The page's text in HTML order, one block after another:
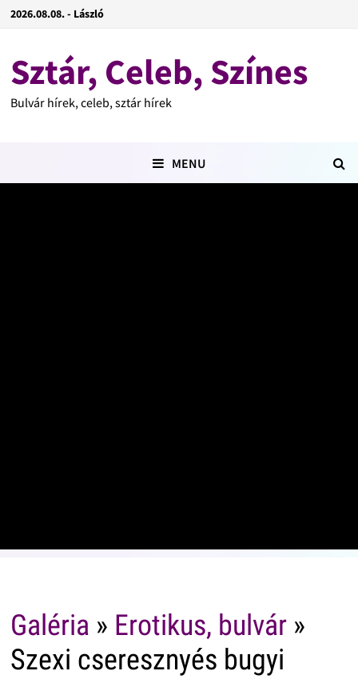
2026.08.08. - László
Sztár, Celeb, Színes
Bulvár hírek, celeb, sztár hírek
MENU
Galéria » Erotikus, bulvár»
Szexi cseresznyés bugyi